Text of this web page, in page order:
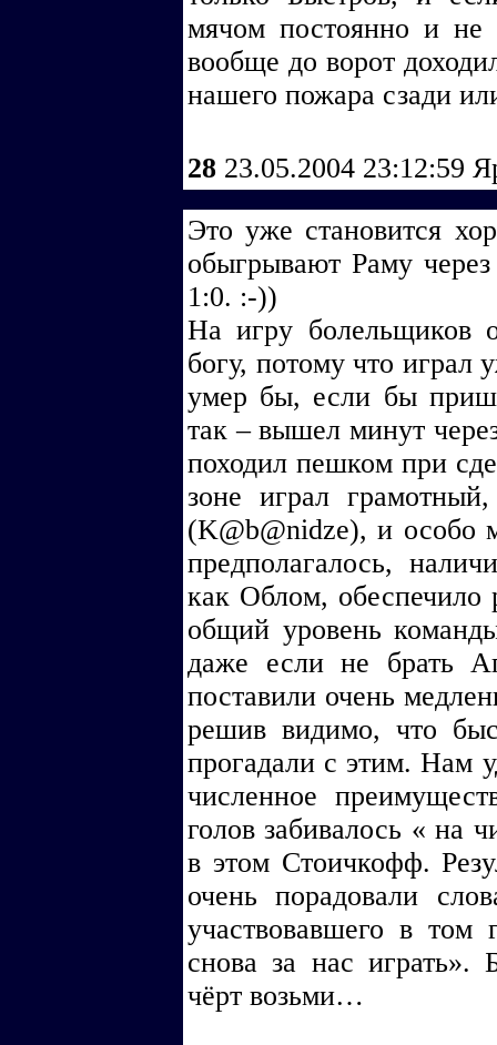
мячом постоянно и
вообще до ворот
нашего пожара сзади
28 23.05.2004 23:12:59
Это уже становится
обыгрывают Раму
1:0. :-))
На игру болельщиков
богу, потому что играл
умер бы, если бы
так – вышел минут
походил пешком при
зоне играл
(K@b@nidze), и особо
предполагалось,
как Облом, обеспечило
общий уровень
даже если не брать
поставили очень
решив видимо, что
прогадали с этим. Нам
численное
голов забивалось « на
в этом Стоичкофф.
очень порадовали
участвовавшего в
снова за нас
чёрт возьми…